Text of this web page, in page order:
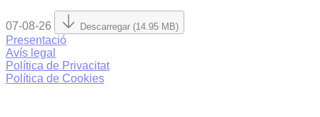
07-08-26 Descarregar (14.95 MB)
Presentació
Avís legal
Política de Privacitat
Política de Cookies